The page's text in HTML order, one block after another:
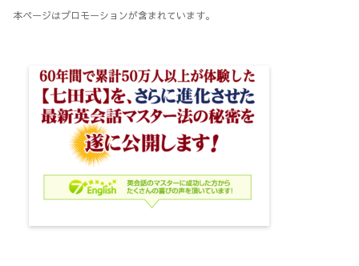
本ページはプロモーションが含まれています。